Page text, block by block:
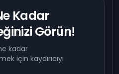
Kadar
Görün!
kadar
için kaydırıcıyı